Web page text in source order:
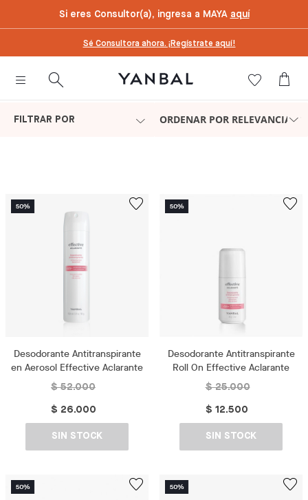
Si eres Consultor(a), ingresa a MAYA aquí
Sé Consultora ahora. ¡Regístrate aquí!
FILTRAR POR ORDENAR POR RELEVANCIA
Desodorante Antitranspirante
en Aerosol Effective Aclarante
$ 52.000
$ 26.000
SIN STOCK
Desodorante Antitranspirante
Roll On Effective Aclarante
$ 25.000
$ 12.500
SIN STOCK